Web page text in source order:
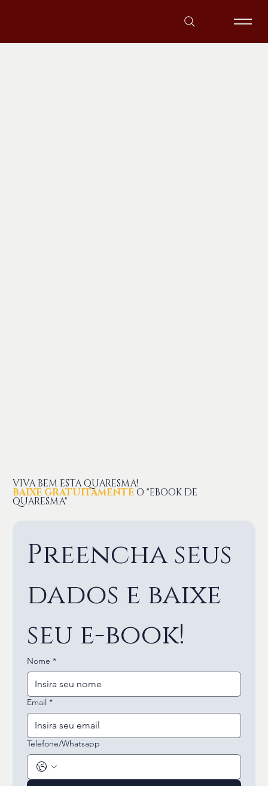
VIVA BEM ESTA QUARESMA!
BAIXE GRATUITAMENTEO "EBOOK DE
QUARESMA"
Preencha seus
dados e baixe
seu e-book!
Nome *
Email *
Telefone/Whatsapp